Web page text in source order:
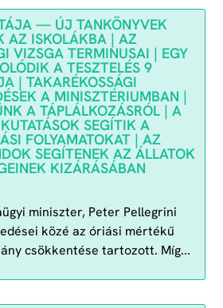
— ÚJ TANKÖNYVEK
AZ ISKOLÁKBA | AZ
VIZSGA TERMINUSAI | EGY
A TESZTELÉS 9
| TAKARÉKOSSÁGI
A MINISZTÉRIUMBAN |
A TÁPLÁLKOZÁSRÓL | A
SEGÍTIK A
FOLYAMATOKAT | AZ
SEGÍTENEK AZ ÁLLATOK
KIZÁRÁSÁBAN
miniszter, Peter Pellegrini
közé az óriási mértékű
csökkentése tartozott. Míg...